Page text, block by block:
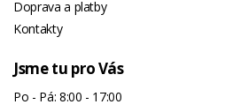
Doprava a platby
Kontakty
Jsme tu pro Vás
Po - Pá: 8:00 - 17:00